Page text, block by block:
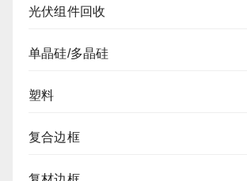
光伏组件回收
单晶硅/多晶硅
塑料
复合边框